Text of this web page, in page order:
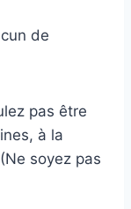
de
pas être
à la
soyez pas